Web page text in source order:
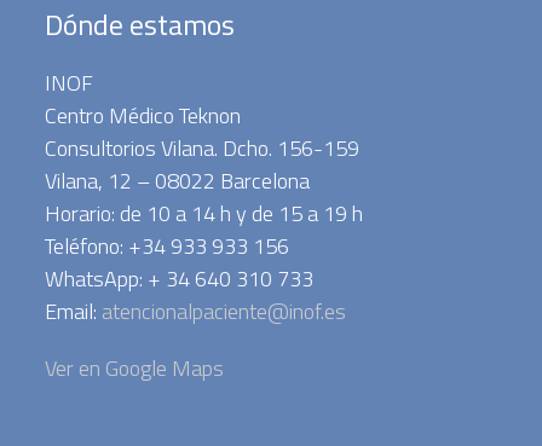
Dónde estamos
INOF
Centro Médico Teknon
Consultorios Vilana. Dcho. 156-159
Vilana, 12 – 08022 Barcelona
Horario: de 10 a 14 h y de 15 a 19 h
Teléfono: +34 933 933 156
WhatsApp: + 34 640 310 733
Email: atencionalpaciente@inof.es
Ver en Google Maps